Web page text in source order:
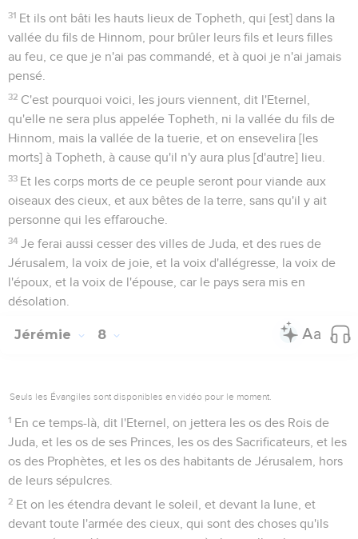
31 Et ils ont bâti les hauts lieux de Topheth, qui [est] dans la
vallée du fils de Hinnom, pour brûler leurs fils et leurs filles
au feu, ce que je n'ai pas commandé, et à quoi je n'ai jamais
pensé.
32 C'est pourquoi voici, les jours viennent, dit l'Eternel,
qu'elle ne sera plus appelée Topheth, ni la vallée du fils de
Hinnom, mais la vallée de la tuerie, et on ensevelira [les
morts] à Topheth, à cause qu'il n'y aura plus [d'autre] lieu.
33 Et les corps morts de ce peuple seront pour viande aux
oiseaux des cieux, et aux bêtes de la terre, sans qu'il y ait
personne qui les effarouche.
34 Je ferai aussi cesser des villes de Juda, et des rues de
Jérusalem, la voix de joie, et la voix d'allégresse, la voix de
l'époux, et la voix de l'épouse, car le pays sera mis en
désolation.
Jérémie 8
Seuls les Évangiles sont disponibles en vidéo pour le moment.
1 En ce temps-là, dit l'Eternel, on jettera les os des Rois de
Juda, et les os de ses Princes, les os des Sacrificateurs, et les
os des Prophètes, et les os des habitants de Jérusalem, hors
de leurs sépulcres.
2 Et on les étendra devant le soleil, et devant la lune, et
devant toute l'armée des cieux, qui sont des choses qu'ils